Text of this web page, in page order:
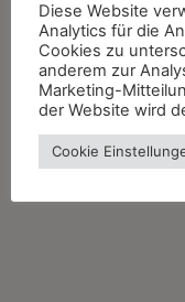
Diese Website
Analytics für die
Cookies zu
anderem zur
Marketing-
der Website wird
Cookie